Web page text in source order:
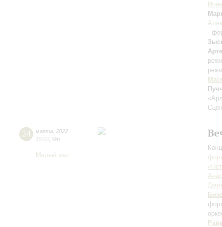
-
24 марта
2022
19:00 Чт
Малый зал
Бизе